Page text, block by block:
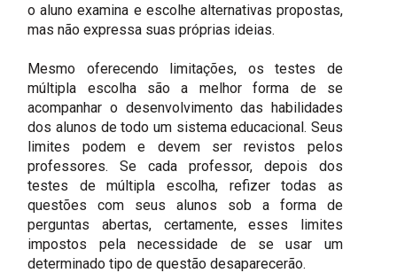
o aluno examina e escolhe alternativas propostas,
mas não expressa suas próprias ideias.
Mesmo oferecendo limitações, os testes de
múltipla escolha são a melhor forma de se
acompanhar o desenvolvimento das habilidades
dos alunos de todo um sistema educacional. Seus
limites podem e devem ser revistos pelos
professores. Se cada professor, depois dos
testes de múltipla escolha, refizer todas as
questões com seus alunos sob a forma de
perguntas abertas, certamente, esses limites
impostos pela necessidade de se usar um
determinado tipo de questão desaparecerão.